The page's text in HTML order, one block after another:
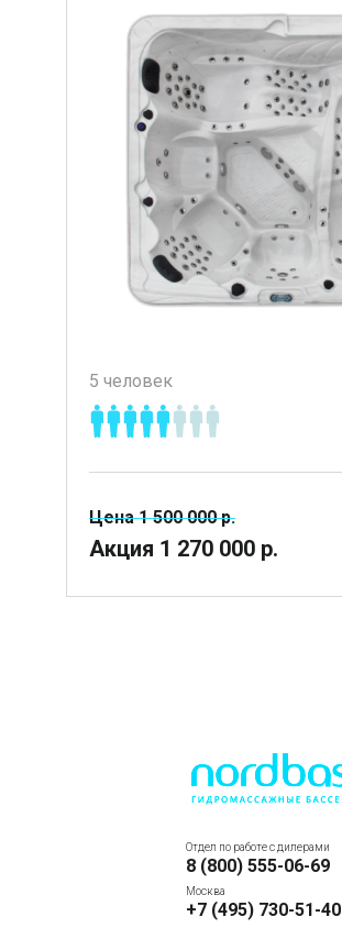
5 человек
Цена1 500 000р.
Акция 1 270 000 р.
Отдел по работе с дилерами
8 (800) 555-06-69
Москва
+7 (495) 730-51-40